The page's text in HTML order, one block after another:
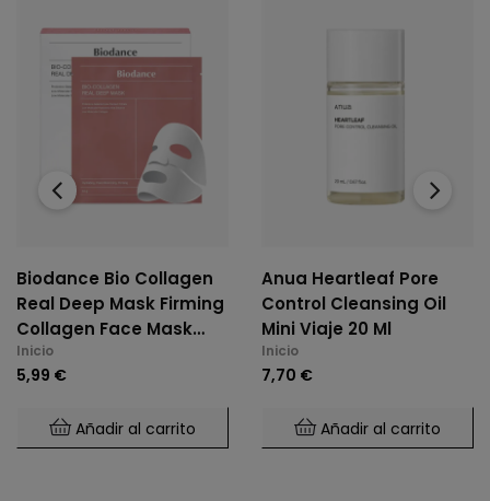
Biodance Bio Collagen
Real Deep Mask Firming
Collagen Face Mask
34g
Inicio
5,99 €
Añadir al carrito
Anua Heartleaf Pore
Control Cleansing Oil
Mini Viaje 20 Ml
Inicio
7,70 €
Añadir al carrito
‹ ›